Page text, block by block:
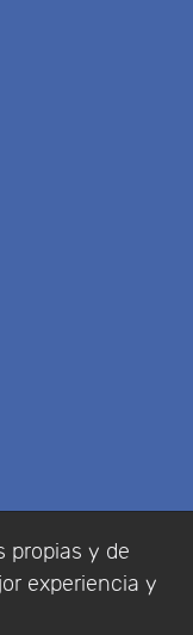
propias y de
experiencia y